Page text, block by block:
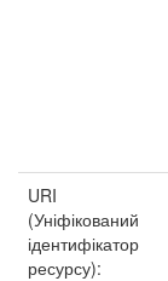
URI
(Уніфікований
ідентифікатор
ресурсу):